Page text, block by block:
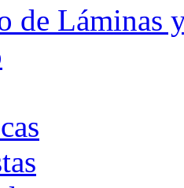
de Láminas